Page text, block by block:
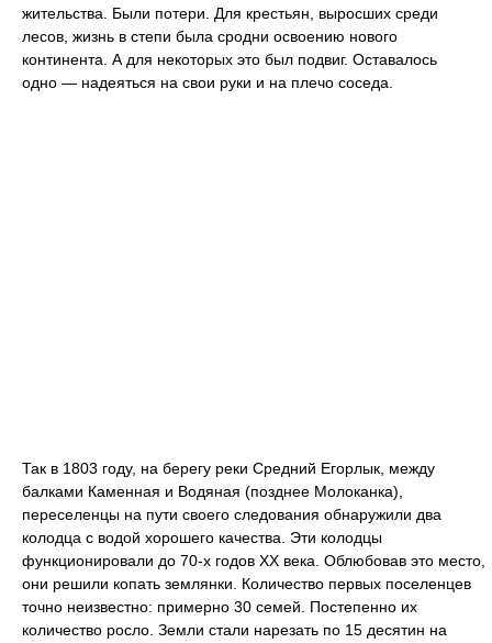
жительства. Были потери. Для крестьян, выросших среди
лесов, жизнь в степи была сродни освоению нового
континента. А для некоторых это был подвиг. Оставалось
одно — надеяться на свои руки и на плечо соседа.
Так в 1803 году, на берегу реки Средний Егорлык, между
балками Каменная и Водяная (позднее Молоканка),
переселенцы на пути своего следования обнаружили два
колодца с водой хорошего качества. Эти колодцы
функционировали до 70-х годов XX века. Облюбовав это место,
они решили копать землянки. Количество первых поселенцев
точно неизвестно: примерно 30 семей. Постепенно их
количество росло. Земли стали нарезать по 15 десятин на